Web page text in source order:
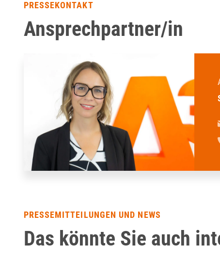
PRESSEKONTAKT
Ansprechpartner/in
PRESSEMITTEILUNGEN UND NEWS
Das könnte Sie auch